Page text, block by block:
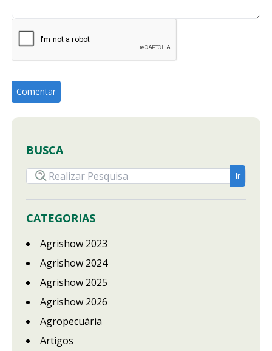
BUSCA
CATEGORIAS
Agrishow 2023
Agrishow 2024
Agrishow 2025
Agrishow 2026
Agropecuária
Artigos